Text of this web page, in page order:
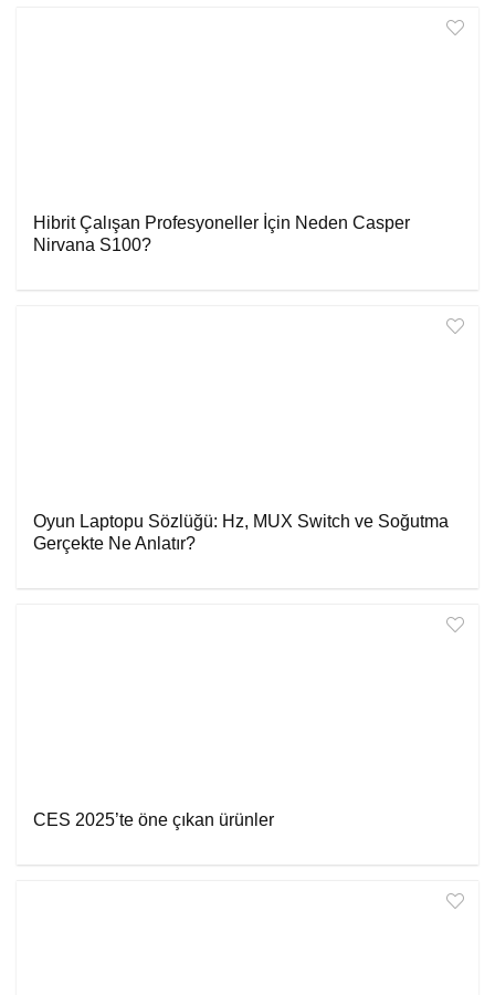
Hibrit Çalışan Profesyoneller İçin Neden Casper
Nirvana S100?
Oyun Laptopu Sözlüğü: Hz, MUX Switch ve Soğutma
Gerçekte Ne Anlatır?
CES 2025’te öne çıkan ürünler